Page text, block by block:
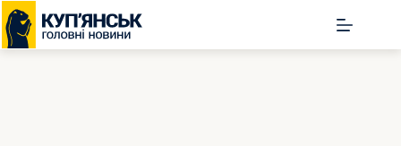
Перейти
до
вмісту